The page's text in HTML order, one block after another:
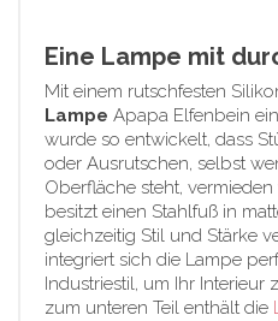
Eine Lampe mit
Mit einem rutschfesten
Lampe Apapa Elfenbein
wurde so entwickelt, dass
oder Ausrutschen, selbst
Oberfläche steht,
besitzt einen Stahlfuß in
gleichzeitig Stil und Stärke
integriert sich die Lampe
Industriestil, um Ihr Interieur
zum unteren Teil enthält die